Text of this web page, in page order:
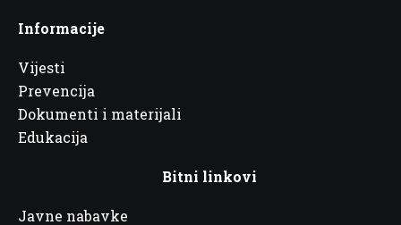
Informacije
Vijesti
Prevencija
Dokumenti i materijali
Edukacija
Bitni linkovi
Javne nabavke